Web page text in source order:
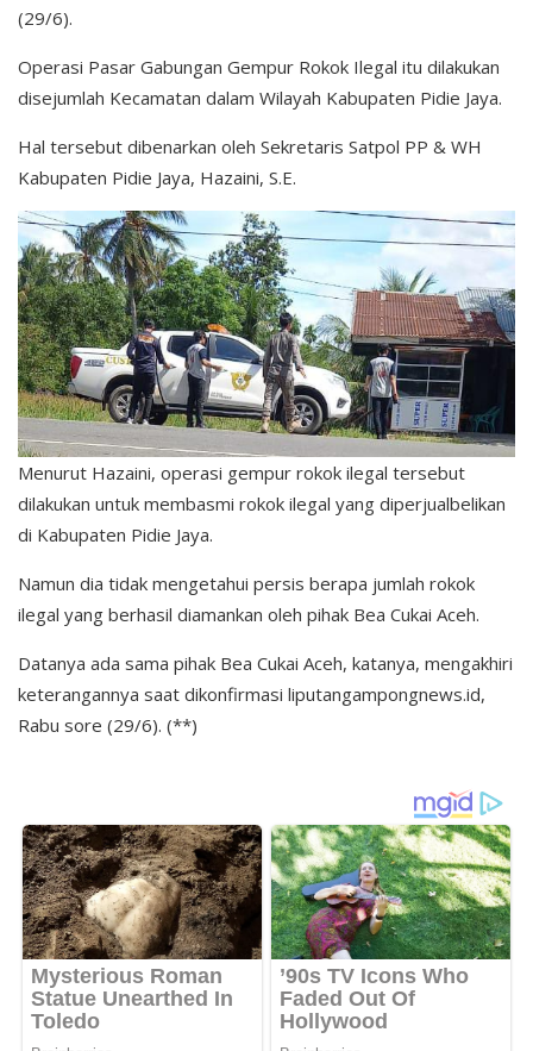
(29/6).
Operasi Pasar Gabungan Gempur Rokok Ilegal itu dilakukan
disejumlah Kecamatan dalam Wilayah Kabupaten Pidie Jaya.
Hal tersebut dibenarkan oleh Sekretaris Satpol PP & WH
Kabupaten Pidie Jaya, Hazaini, S.E.
Menurut Hazaini, operasi gempur rokok ilegal tersebut
dilakukan untuk membasmi rokok ilegal yang diperjualbelikan
di Kabupaten Pidie Jaya.
Namun dia tidak mengetahui persis berapa jumlah rokok
ilegal yang berhasil diamankan oleh pihak Bea Cukai Aceh.
Datanya ada sama pihak Bea Cukai Aceh, katanya, mengakhiri
keterangannya saat dikonfirmasi liputangampongnews.id,
Rabu sore (29/6). (**)